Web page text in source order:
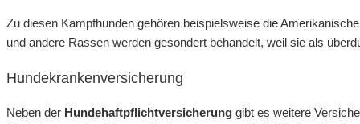
Zu diesen Kampfhunden gehören beispielsweise die
und andere Rassen werden gesondert behandelt, weil sie als
Hundekrankenversicherung
Neben der Hundehaftpflichtversicherung gibt es weitere